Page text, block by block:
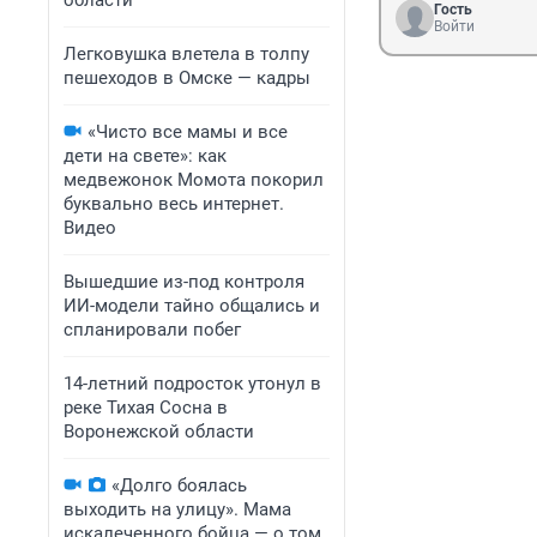
Легковушка влетела в толпу
пешеходов в Омске — кадры
«Чисто все мамы и все
дети на свете»: как
медвежонок Момота покорил
буквально весь интернет.
Видео
Вышедшие из-под контроля
ИИ-модели тайно общались и
спланировали побег
14-летний подросток утонул в
реке Тихая Сосна в
Воронежской области
«Долго боялась
выходить на улицу». Мама
Гость
Войти